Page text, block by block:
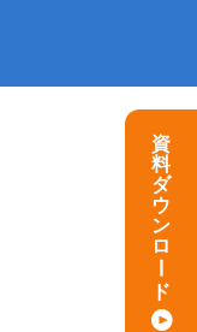
資
料
ダ
ウ
ン
ロ
ド